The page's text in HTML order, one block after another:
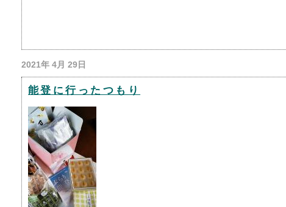
2021年 4月 29日
能登に行ったつもり